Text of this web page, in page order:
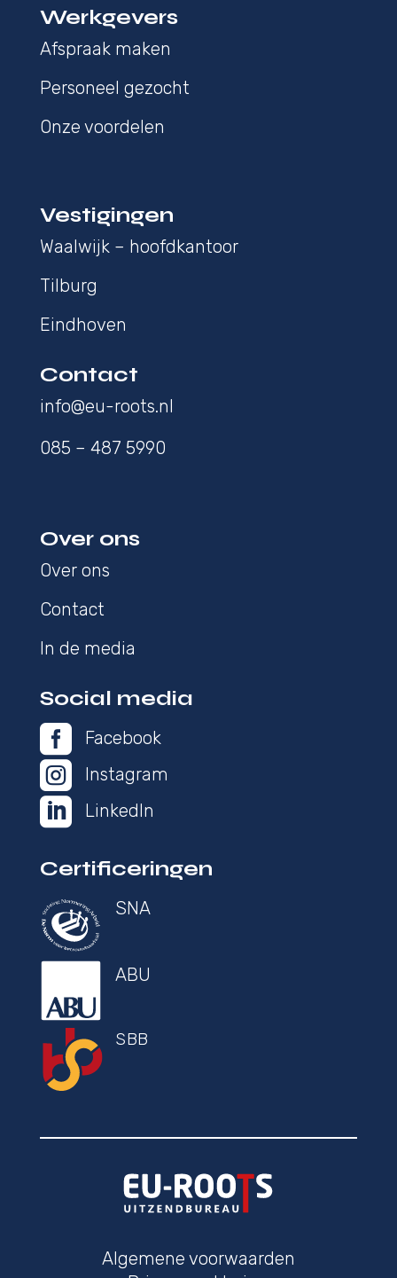
Werkgevers
Afspraak maken
Personeel gezocht
Onze voordelen
Vestigingen
Waalwijk – hoofdkantoor
Tilburg
Eindhoven
Contact
info@eu-roots.nl
085 – 487 5990
Over ons
Over ons
Contact
In de media
Social media
 Facebook
 Instagram
 LinkedIn
Certificeringen
SNA
ABU
SBB
Algemene voorwaarden